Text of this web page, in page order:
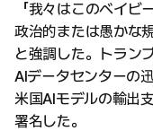
「我々はこのベイビ
政治的または愚かな
と強調した。トラン
AIデータセンターの
米国AIモデルの輸出
署名した。